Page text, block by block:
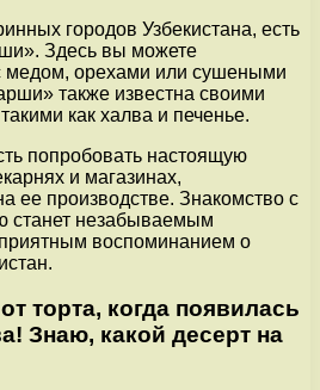
городов Узбекистана, есть
Здесь вы можете
медом, орехами или сушеными
также известна своими
как халва и печенье.
попробовать настоящую
и магазинах,
ее производстве. Знакомство с
станет незабываемым
воспоминанием о
торта, когда появилась
Знаю, какой десерт на